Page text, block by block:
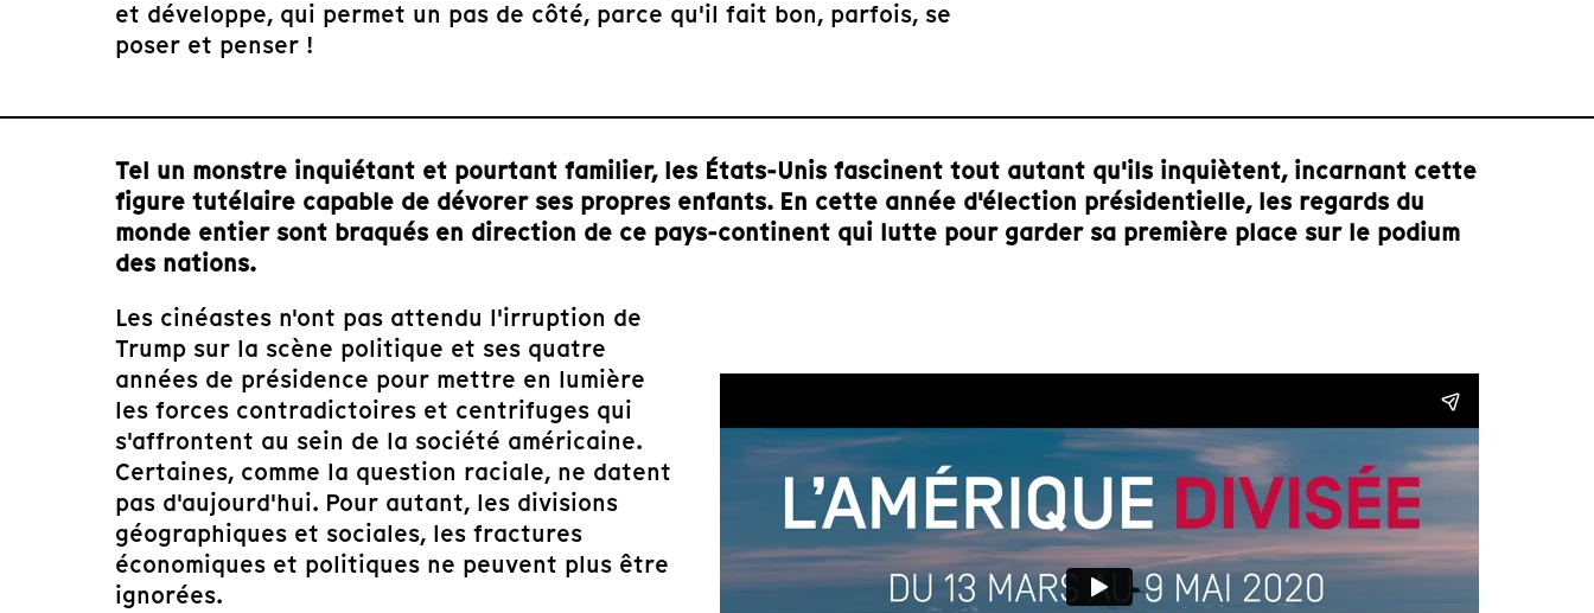
et développe, qui permet un pas de côté, parce qu'il fait bon, parfois, se
poser et penser !
Tel un monstre inquiétant et pourtant familier, les États-Unis fascinent tout autant qu'ils inquiètent, incarnant cette
figure tutélaire capable de dévorer ses propres enfants. En cette année d'élection présidentielle, les regards du
monde entier sont braqués en direction de ce pays-continent qui lutte pour garder sa première place sur le podium
des nations.
Les cinéastes n'ont pas attendu l'irruption de
Trump sur la scène politique et ses quatre
années de présidence pour mettre en lumière
les forces contradictoires et centrifuges qui
s'affrontent au sein de la société américaine.
Certaines, comme la question raciale, ne datent
pas d'aujourd'hui. Pour autant, les divisions
géographiques et sociales, les fractures
économiques et politiques ne peuvent plus être
ignorées.